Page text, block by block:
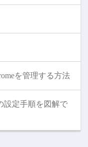
を管理する方法
設定手順を図解で